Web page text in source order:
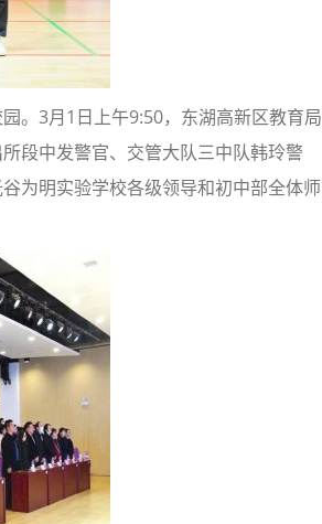
。3月1日上午9:50，东湖高新区教育局
段中发警官、交管大队三中队韩玲警
为明实验学校各级领导和初中部全体师